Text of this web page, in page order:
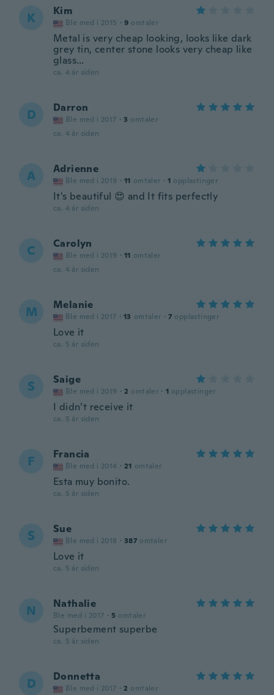
K Kim
Ble med i 2015 · 9 omtaler
Metal is very cheap looking, looks like dark
grey tin, center stone looks very cheap like
glass…
ca. 4 år siden
D Darron
Ble med i 2017 · 3 omtaler
ca. 4 år siden
A Adrienne
Ble med i 2019 · 11 omtaler · 1 opplastinger
It's beautiful 😍 and It fits perfectly
ca. 4 år siden
C Carolyn
Ble med i 2019 · 11 omtaler
ca. 4 år siden
M Melanie
Ble med i 2017 · 13 omtaler · 7 opplastinger
Love it
ca. 5 år siden
S Saige
Ble med i 2019 · 2 omtaler · 1 opplastinger
I didn’t receive it
ca. 5 år siden
F Francia
Ble med i 2014 · 21 omtaler
Esta muy bonito.
ca. 5 år siden
S Sue
Ble med i 2018 · 387 omtaler
Love it
ca. 5 år siden
N Nathalie
Ble med i 2017 · 5 omtaler
Superbement superbe
ca. 5 år siden
D Donnetta
Ble med i 2017 · 2 omtaler